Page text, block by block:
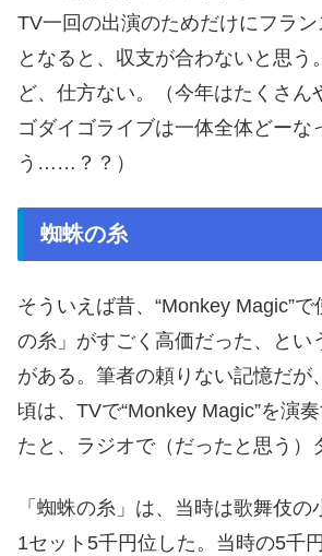
TV一回の出演のためだけにフラ
となると、収支が合わないと思う
ど、仕方ない。（今年はたくさん
ゴダイゴライブは一体全体どーな
う……？？）
蜘蛛の糸
そういえば昔、“Monkey Magic”
の糸」がすごく高価だった、とい
がある。筆者の頼りない記憶だが
頃は、TVで“Monkey Magic”を演
たと、ラジオで（だったと思う）
「蜘蛛の糸」は、当時は歌舞伎の
1セット5千円位した。当時の5千